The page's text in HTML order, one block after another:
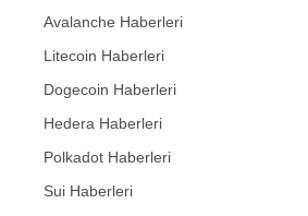
Avalanche Haberleri
Litecoin Haberleri
Dogecoin Haberleri
Hedera Haberleri
Polkadot Haberleri
Sui Haberleri